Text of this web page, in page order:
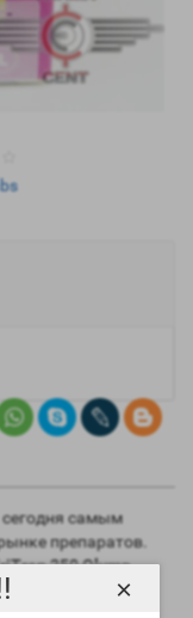
×
сегодня самым
препаратов.
250 Olymp
проведенного